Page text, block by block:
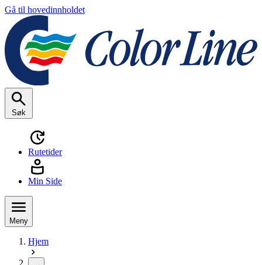
Gå til hovedinnholdet
Søk
Rutetider
Min Side
Meny
Hjem